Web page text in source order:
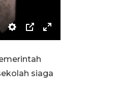
Settings
PIP Enter
siaga